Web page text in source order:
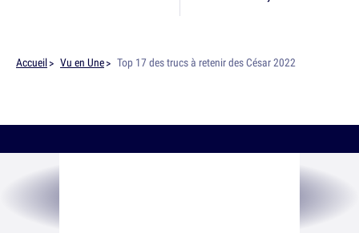
Accueil Vu en Une Top 17 des trucs à retenir des César 2022